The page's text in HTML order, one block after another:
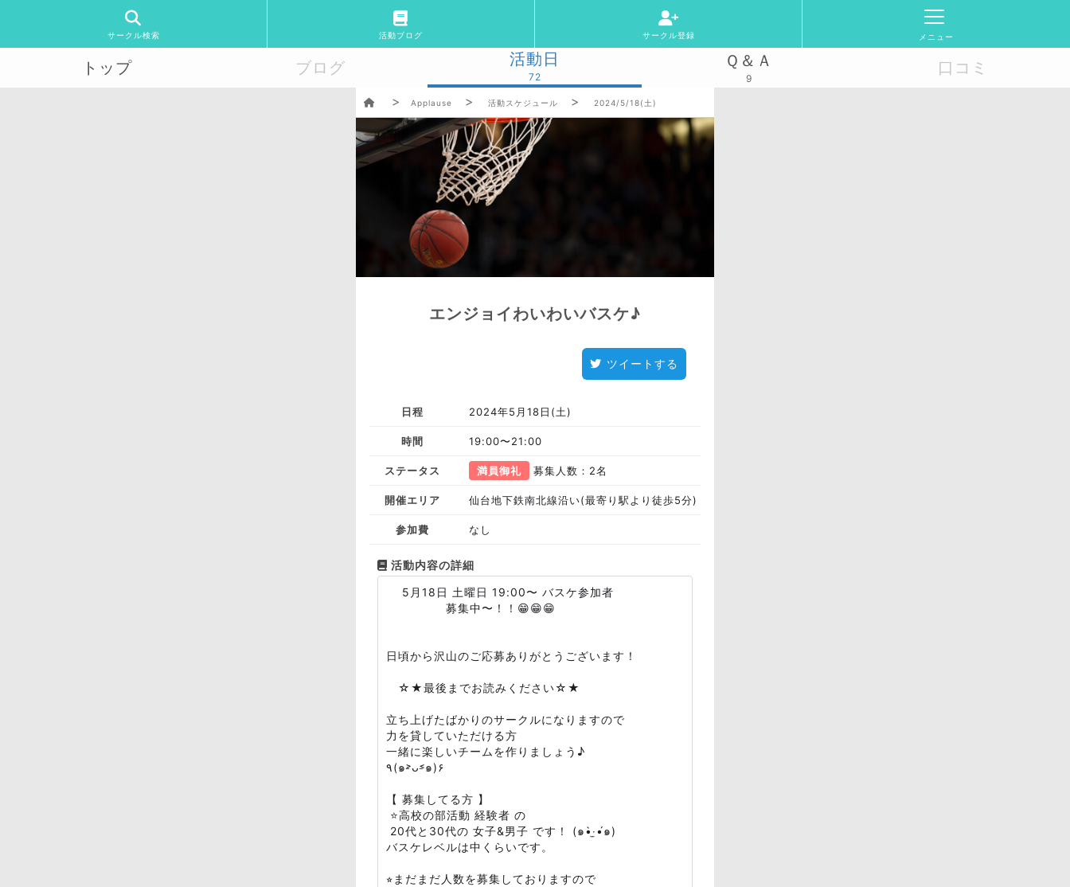
サークル検索 活動ブログ サークル登録 メニュー
トップ ブログ 活動日
72
Ｑ＆Ａ
9
口コミ
Applause 活動スケジュール 2024/5/18(土)
エンジョイわいわいバスケ♪
ツイートする
日程 2024年5月18日(土)
時間 19:00〜21:00
ステータス 満員御礼 募集人数：2名
開催エリア 仙台地下鉄南北線沿い(最寄り駅より徒歩5分)
参加費 なし
活動内容の詳細
5月18日 土曜日 19:00〜 バスケ参加者
募集中〜！！😁😁😁
日頃から沢山のご応募ありがとうございます！
☆★最後までお読みください☆★
立ち上げたばかりのサークルになりますので
力を貸していただける方
一緒に楽しいチームを作りましょう♪
٩(๑˃̵ᴗ˂̵๑)۶
【 募集してる方 】
⭐高校の部活動 経験者 の
20代と30代の 女子&男子 です！ (๑•̀‧̫•́๑)
バスケレベルは中くらいです。
⭐︎まだまだ人数を募集しておりますので